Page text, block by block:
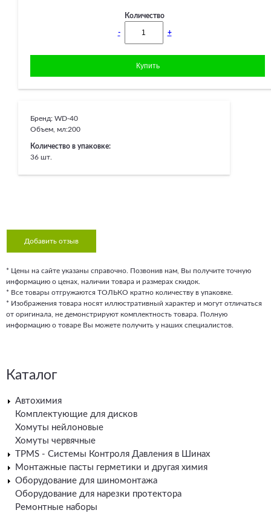
Количество
- +
Бренд: WD-40
Объем, мл:200
Количество в упаковке:
36 шт.
Добавить отзыв
* Цены на сайте указаны справочно. Позвонив нам, Вы получите точную
информацию о ценах, наличии товара и размерах скидок.
* Все товары отгружаются ТОЛЬКО кратно количеству в упаковке.
* Изображения товара носят иллюстративный характер и могут отличаться
от оригинала, не демонстрируют комплектность товара. Полную
информацию о товаре Вы можете получить у наших специалистов.
Каталог
Автохимия
Комплектующие для дисков
Хомуты нейлоновые
Хомуты червячные
TPMS - Системы Контроля Давления в Шинах
Монтажные пасты герметики и другая химия
Оборудование для шиномонтажа
Оборудование для нарезки протектора
Ремонтные наборы